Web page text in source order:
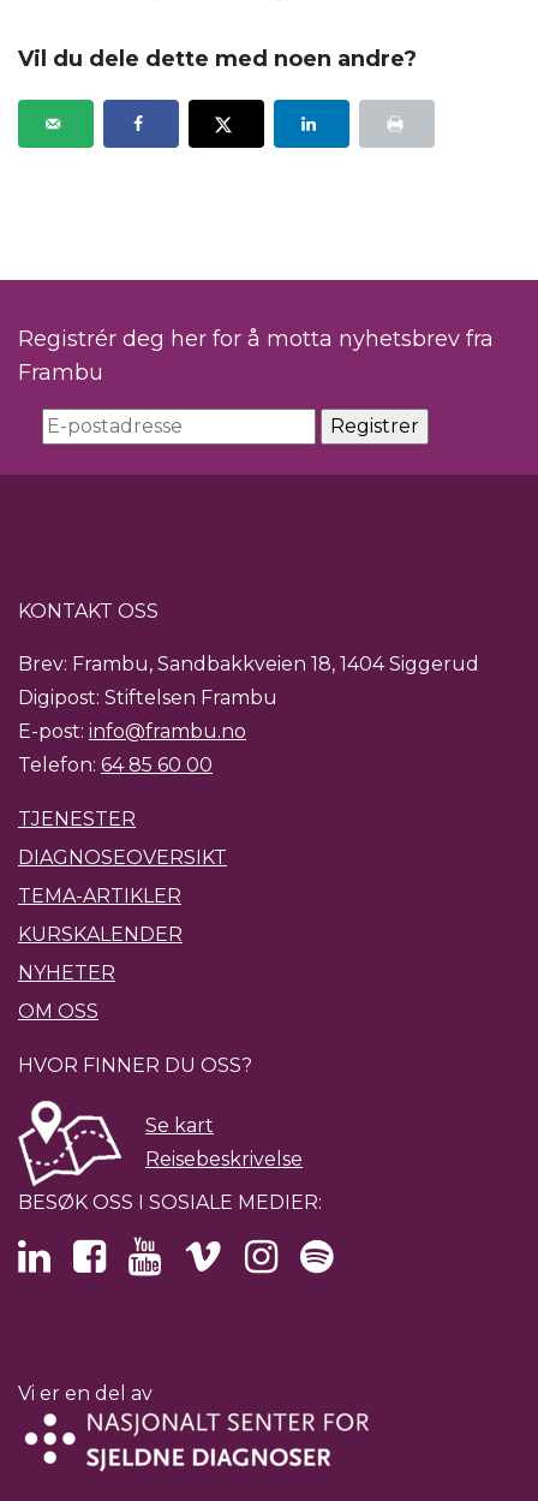
Vil du dele dette med noen andre?
Registrér deg her for å motta nyhetsbrev fra
Frambu
KONTAKT OSS
Brev: Frambu, Sandbakkveien 18, 1404 Siggerud
Digipost: Stiftelsen Frambu
E-post: info@frambu.no
Telefon: 64 85 60 00
TJENESTER
DIAGNOSEOVERSIKT
TEMA-ARTIKLER
KURSKALENDER
NYHETER
OM OSS
HVOR FINNER DU OSS?
Se kart
Reisebeskrivelse
BESØK OSS I SOSIALE MEDIER:
Vi er en del av